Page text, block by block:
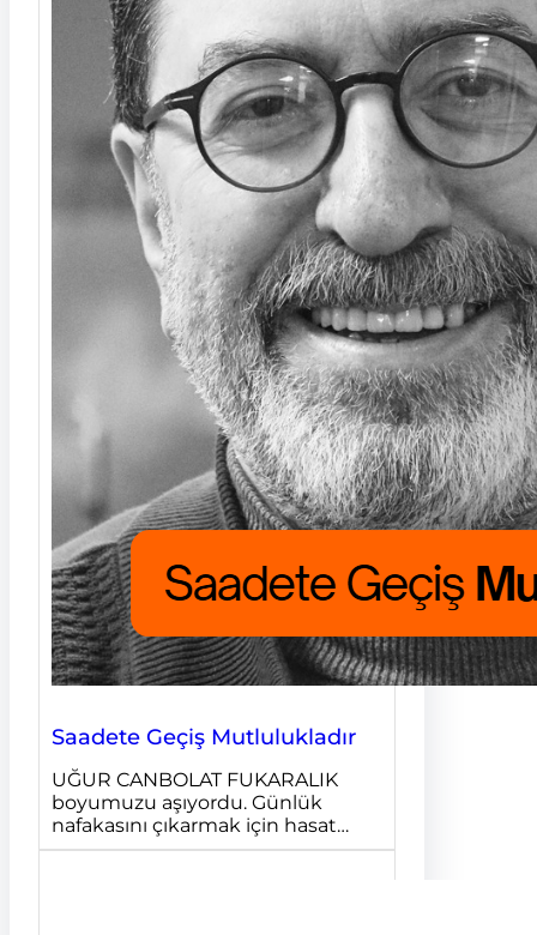
Saadete Geçiş Mutlulukladır
UĞUR CANBOLAT FUKARALIK
boyumuzu aşıyordu. Günlük
nafakasını çıkarmak için hasat…